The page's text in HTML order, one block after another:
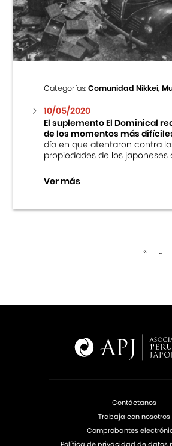
Categorías:Comunidad Nikkei,
10/05/2020
El suplemento El Dominical
de los momentos más
día en que atentaron contra
propiedades de los japoneses
Ver más
« ...
Contáctanos
Trabaja con nosotros
Comprobantes
Política de privacidad de datos